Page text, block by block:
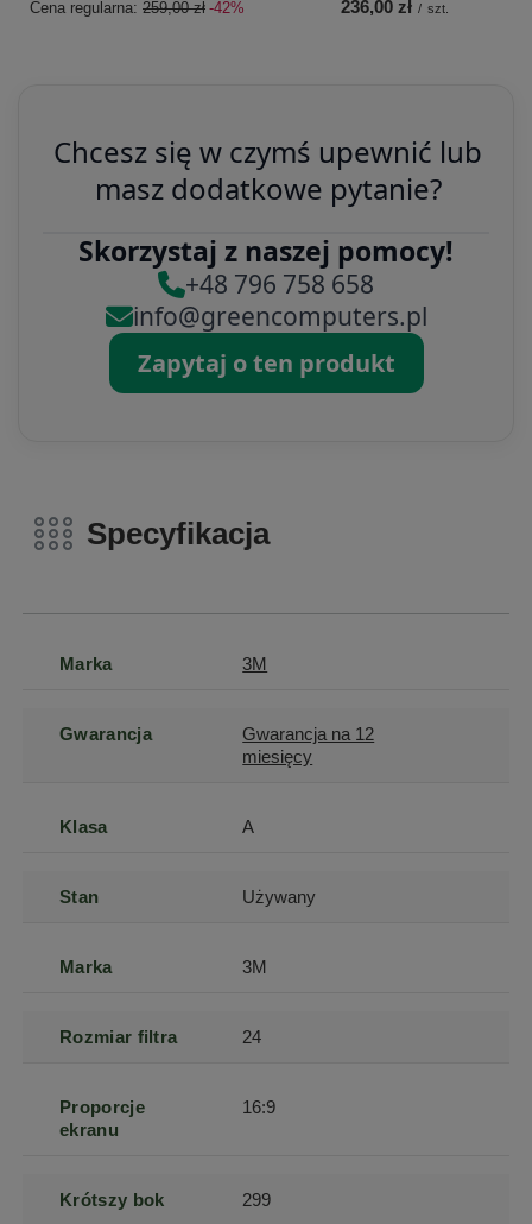
Cena regularna: 259,00 zł -42% 236,00 zł / szt.
Chcesz się w czymś upewnić lub
masz dodatkowe pytanie?
Skorzystaj z naszej pomocy!
+48 796 758 658
info@greencomputers.pl
Zapytaj o ten produkt
Specyfikacja
Marka 3M
Gwarancja
Gwarancja na 12
miesięcy
Klasa A
Stan Używany
Marka 3M
Rozmiar filtra 24
Proporcje
ekranu
16:9
Krótszy bok 299